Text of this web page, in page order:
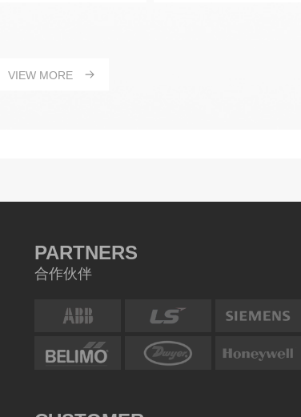
VIEW MORE
PARTNERS
合作伙伴